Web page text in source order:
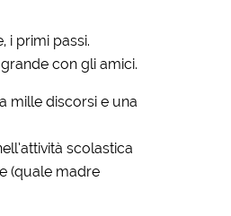
i primi passi.
con gli amici.
mille discorsi e una
scolastica
(quale madre